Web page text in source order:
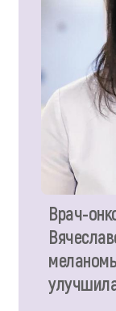
Врач-